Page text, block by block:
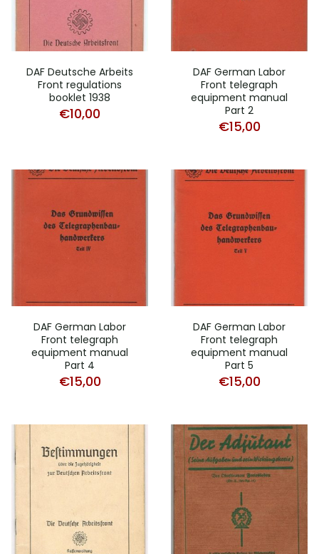
DAF Deutsche Arbeits
Front regulations
booklet 1938
€10,00
DAF German Labor
Front telegraph
equipment manual
Part 2
€15,00
DAF German Labor
Front telegraph
equipment manual
Part 4
€15,00
DAF German Labor
Front telegraph
equipment manual
Part 5
€15,00